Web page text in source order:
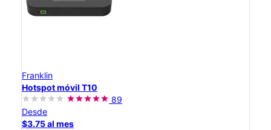
Franklin
Hotspot móvil T10
89
Desde
$3.75 al mes